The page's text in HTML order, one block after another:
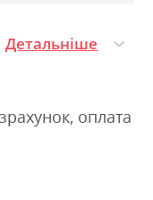
Детальніше
оплата